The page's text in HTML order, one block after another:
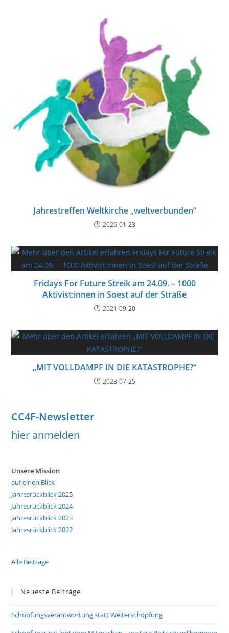
Jahrestreffen Weltkirche „weltverbunden“
2026-01-23
Fridays For Future Streik am 24.09. – 1000
Aktivist:innen in Soest auf der Straße
2021-09-20
„MIT VOLLDAMPF IN DIE KATASTROPHE?“
2023-07-25
CC4F-Newsletter
hier anmelden
Unsere Mission
auf einen Blick
Jahresrückblick 2025
Jahresrückblick 2024
Jahresrückblick 2023
Jahresrückblick 2022
Alle Beiträge
Neueste Beiträge
Schöpfungsverantwortung statt Welterschöpfung